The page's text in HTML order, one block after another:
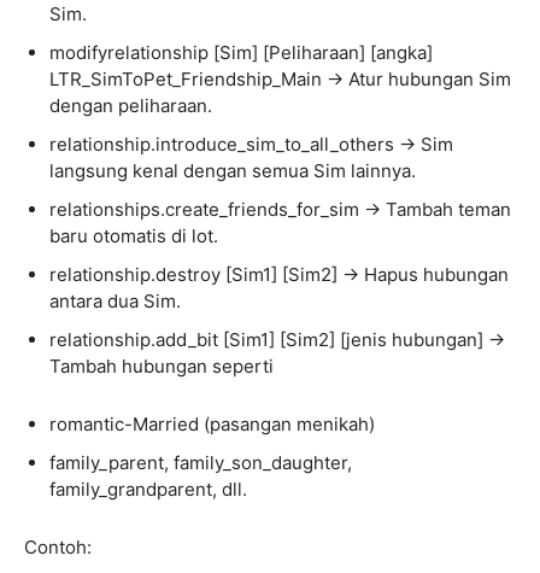
Sim.
modifyrelationship [Sim] [Peliharaan] [angka]
LTR_SimToPet_Friendship_Main → Atur hubungan Sim
dengan peliharaan.
relationship.introduce_sim_to_all_others → Sim
langsung kenal dengan semua Sim lainnya.
relationships.create_friends_for_sim → Tambah teman
baru otomatis di lot.
relationship.destroy [Sim1] [Sim2] → Hapus hubungan
antara dua Sim.
relationship.add_bit [Sim1] [Sim2] [jenis hubungan] →
Tambah hubungan seperti
romantic-Married (pasangan menikah)
family_parent, family_son_daughter,
family_grandparent, dll.
Contoh: